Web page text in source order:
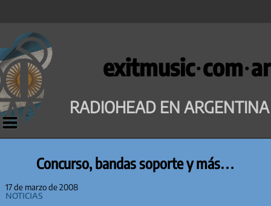
Saltar
al
contenido
exitmusic·com·ar
RADIOHEAD EN ARGENTINA
Concurso, bandas soporte y más…
17 de marzo de 2008
Noticias